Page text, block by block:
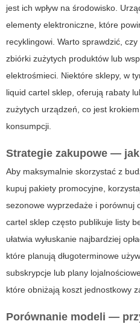
jest ich wpływ na środowisko.
elementy elektroniczne, które
recyklingowi. Warto sprawdzić,
zbiórki zużytych produktów lub
elektrośmieci. Niektóre sklepy, w
liquid cartel sklep, oferują rabaty
zużytych urządzeń, co jest
konsumpcji.
Strategie zakupowe —
Aby maksymalnie skorzystać z
kupuj pakiety promocyjne,
sezonowe wyprzedaże i porównuj
cartel sklep często publikuje listy
ułatwia wyłuskanie najbardziej
które planują długoterminowe
subskrypcje lub plany
które obniżają koszt jednostkowy
Porównanie modeli —